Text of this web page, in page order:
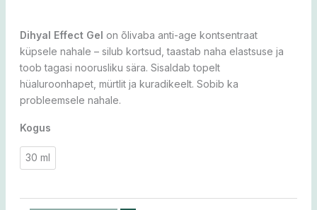
Dihyal Effect Gel on õlivaba anti-age kontsentraat
küpsele nahale – silub kortsud, taastab naha elastsuse ja
toob tagasi noorusliku sära. Sisaldab topelt
hüaluroonhapet, mürtlit ja kuradikeelt. Sobib ka
probleemsele nahale.
Kogus
30 ml